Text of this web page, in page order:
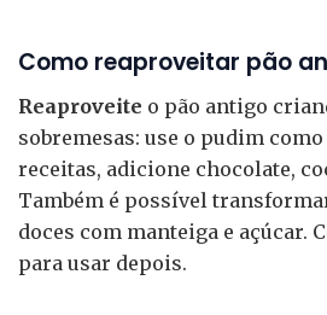
Como reaproveitar pão
Reaproveite o pão antigo
sobremesas: use o pudim
receitas, adicione chocolate,
Também é possível
doces com manteiga e açúcar.
para usar depois.